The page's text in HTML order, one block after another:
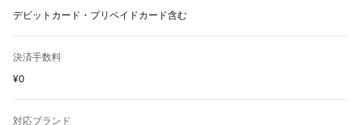
デビットカード・プリペイドカード含む
決済手数料
¥0
対応ブランド